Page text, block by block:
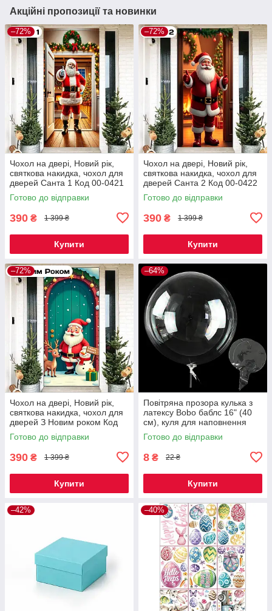
Акційні пропозиції та новинки
–72%
Чохол на двері, Новий рік,
святкова накидка, чохол для
дверей Санта 1 Код 00-0421
Готово до відправки
390 ₴ 1 399 ₴
Купити
–72%
Чохол на двері, Новий рік,
святкова накидка, чохол для
дверей Санта 2 Код 00-0422
Готово до відправки
390 ₴ 1 399 ₴
Купити
–72%
Чохол на двері, Новий рік,
святкова накидка, чохол для
дверей З Новим роком Код
00-0423
Готово до відправки
390 ₴ 1 399 ₴
Купити
–64%
Повітряна прозора кулька з
латексу Bobo баблс 16" (40
см), куля для наповнення
гелієм КОД 00-0960
Готово до відправки
8 ₴ 22 ₴
Купити
–42% –40%